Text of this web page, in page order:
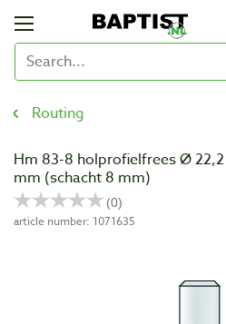
Routing
Hm 83-8 holprofielfrees Ø
mm (schacht 8 mm)
article number: 1071635